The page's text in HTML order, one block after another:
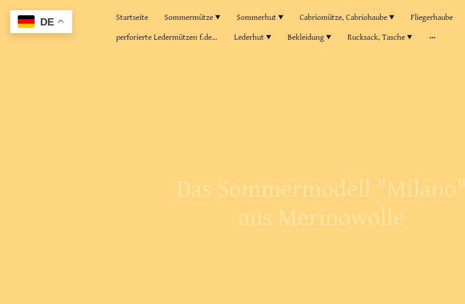
Startseite Sommermütze Sommerhut Cabriomütze, Cabriohaube Fliegerhaube
perforierte Ledermützen f.den Sommer Lederhut Bekleidung Rucksack, Tasche
Das Sommermodell "Milano"
aus Merinowolle
DE